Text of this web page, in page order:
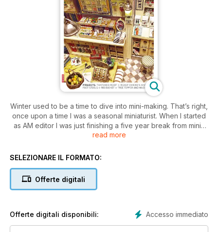
Winter used to be a time to dive into mini-making. That’s right,
once upon a time I was a seasonal miniaturist. When I started
as AM editor I was just finishing a five year break from minis
to pursue my mixed media art. I quickly dove back into
so much inspiration everyday at work how could I not?
many years is even if you make something you are not sure
about, it will still inspire others. This is something that has
Creating with freedom allows you to enjoy the process. We
read more
SELEZIONARE IL FORMATO:
Offerte digitali
Accesso immediato
Offerte digitali disponibili: